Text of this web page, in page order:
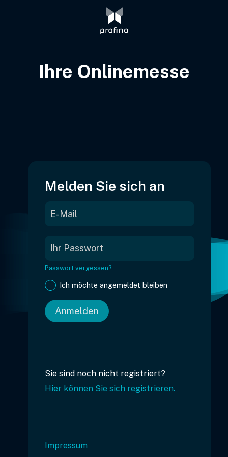
Ihre Onlinemesse
Melden Sie sich an
Passwort vergessen?
Ich möchte angemeldet bleiben
Anmelden
Sie sind noch nicht registriert?
Hier können Sie sich registrieren.
Impressum